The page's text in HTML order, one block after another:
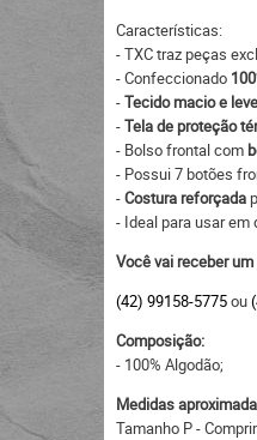
Características:
- TXC traz peças
- Confeccionado
-Tecido macio e leve
-Tela de proteção
- Bolso frontal com
- Possui 7 botões
-Costura reforçada
- Ideal para usar
Você vai receber
(42) 99158-5775ou
Composição:
- 100% Algodão;
Medidas
Tamanho P -